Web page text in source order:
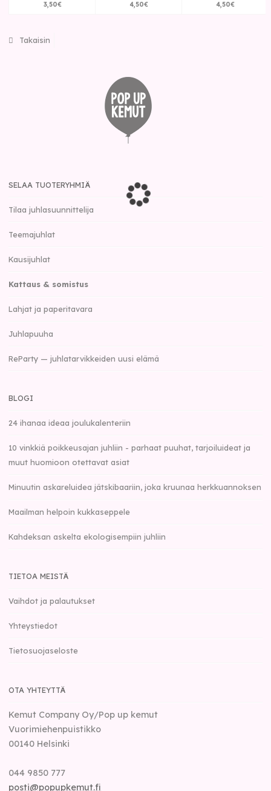
3,50€
4,50€
4,50€
Takaisin
SELAA TUOTERYHMIÄ
Tilaa juhlasuunnittelija
Teemajuhlat
Kausijuhlat
Kattaus & somistus
Lahjat ja paperitavara
Juhlapuuha
ReParty — juhlatarvikkeiden uusi elämä
BLOGI
24 ihanaa ideaa joulukalenteriin
10 vinkkiä poikkeusajan juhliin - parhaat puuhat, tarjoiluideat ja
muut huomioon otettavat asiat
Minuutin askareluidea jätskibaariin, joka kruunaa herkkuannoksen
Maailman helpoin kukkaseppele
Kahdeksan askelta ekologisempiin juhliin
TIETOA MEISTÄ
Vaihdot ja palautukset
Yhteystiedot
Tietosuojaseloste
OTA YHTEYTTÄ
Kemut Company Oy/Pop up kemut
Vuorimiehenpuistikko
00140 Helsinki
044 9850 777
posti@popupkemut.fi